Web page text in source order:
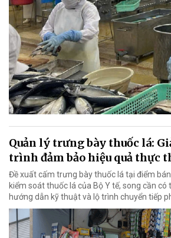
Quản lý trưng bày thuốc lá:
trình đảm bảo hiệu quả thực
Đề xuất cấm trưng bày thuốc lá tại điểm
kiểm soát thuốc lá của Bộ Y tế, song cần có
hướng dẫn kỹ thuật và lộ trình chuyển tiếp